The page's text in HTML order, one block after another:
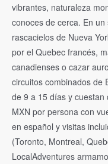
vibrantes, naturaleza
conoces de cerca. En
rascacielos de Nueva
por el Quebec francés,
canadienses o cazar
circuitos combinados de
de 9 a 15 días y
MXN por persona con
en español y visitas
(Toronto, Montreal,
LocalAdventures